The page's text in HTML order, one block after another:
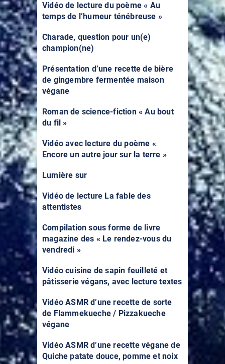
Vidéo de lecture du poème « Au
temps de l’humeur ténébreuse »
Charade, question pour un(e)
champion(ne)
Présentation d’une recette de bière
de gingembre fermentée maison
végane
Roman de science-fiction « Au bout
du fil »
Vidéo avec lecture du poème «
Encore un autre jour sur la terre »
Lumière sur
Vidéo de lecture La fable des
attentistes
Compilation sous forme de livre
magazine des « Le rendez-vous du
vendredi »
Vidéo cuisine de sapin feuilleté et
pâtisserie végans, avec lecture textes
Vidéo ASMR d’une recette de sorte
de Flammekueche / Pizzakueche
végane
Vidéo ASMR d’une recette végane de
Quiche patate douce, pomme et noix